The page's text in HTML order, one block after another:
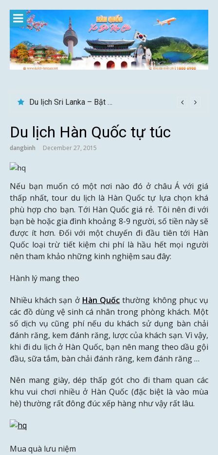
content
Du lịch Sri Lanka – Bật mí nên đi mùa nào đẹp
Du lịch Hàn Quốc tự túc
dangbinh December 27, 2015
Nếu bạn muốn có một nơi nào đó ở châu Á với giá
thấp nhất, tour du lịch là Hàn Quốc tự lựa chọn khá
phù hợp cho bạn. Tới Hàn Quốc giá rẻ. Tôi nên đi với
bạn bè hoặc gia đình khoảng 8-9 người, số tiền này sẽ
được ít hơn. Đối với một chuyến đi đầu tiên tới Hàn
Quốc loại trừ tiết kiệm chi phí là hầu hết mọi người
nên tham khảo những kinh nghiệm sau đây:
Hành lý mang theo
Nhiều khách sạn ở Hàn Quốc thường không phục vụ
các đồ dùng vệ sinh cá nhân trong phòng khách. Một
số dịch vụ cũng phí nếu du khách sử dụng bàn chải
đánh răng, kem đánh răng, lược của khách sạn. Vì vậy,
khi đi du lịch ở Hàn Quốc, bạn nên mang theo dầu gội
đầu, sữa tắm, bàn chải đánh răng, kem đánh răng …
Nên mang giày, dép thấp gót cho đi tham quan các
khu vui chơi nhiều ở Hàn Quốc (đặc biệt là vào mùa
hè) thường rất đông đúc xếp hàng như vậy rất lâu.
Mua quà lưu niệm